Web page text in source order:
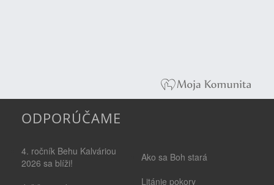
ODPORÚČAME
4. ročník Behu Kalváriou
2026 sa blíži!
Ako sa Boh stará
Litánie pokory